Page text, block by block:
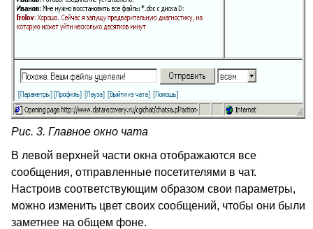
Рис. 3. Главное окно чата
В левой верхней части окна отображаются все
сообщения, отправленные посетителями в чат.
Настроив соответствующим образом свои параметры,
можно изменить цвет своих сообщений, чтобы они были
заметнее на общем фоне.